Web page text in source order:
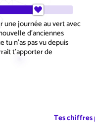
une journée au vert avec
d'anciennes
tu n'as pas vu depuis
t'apporter de
Tes